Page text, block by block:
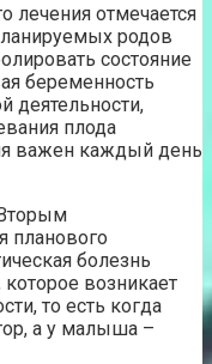
лечения отмечается
родов
состояние
беременность
деятельности,
плода
важен каждый день
планового
болезнь
которое возникает
то есть когда
а у малыша –